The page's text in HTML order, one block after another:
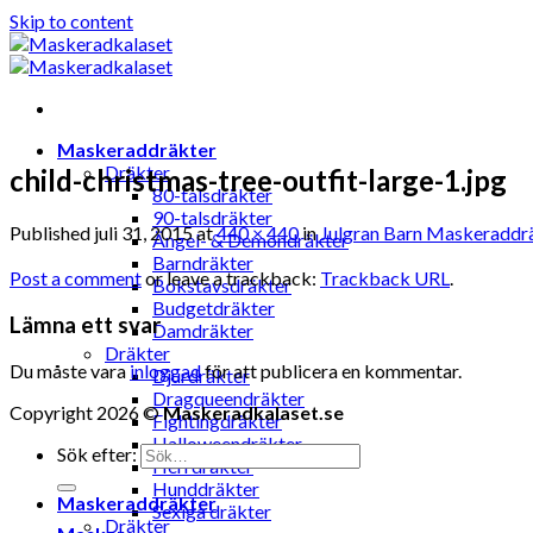
Skip to content
Maskeraddräkter
Dräkter
80-talsdräkter
90-talsdräkter
Ängel- & Demondräkter
Barndräkter
Bokstavsdräkter
Budgetdräkter
Damdräkter
Dräkter
Djurdräkter
Dragqueendräkter
Fightingdräkter
Halloweendräkter
Herrdräkter
Hunddräkter
Sexiga dräkter
child-christmas-tree-outfit-large-1.jpg
Published juli 31, 2015at440 × 440inJulgran Barn
Post a commentor leave a trackback: Trackback URL.
Lämna ett svar
Du måste vara inloggadför att publicera en kommentar.
Copyright 2026 ©Maskeradkalaset.se
Sök efter:
Maskeraddräkter
Dräkter